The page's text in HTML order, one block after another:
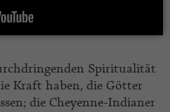
Spiritualität
Kraft haben, die Götter
die Cheyenne-Indianer